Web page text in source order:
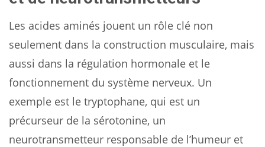
Les acides aminés jouent un rôle clé non
seulement dans la construction musculaire, mais
aussi dans la régulation hormonale et le
fonctionnement du système nerveux. Un
exemple est le tryptophane, qui est un
précurseur de la sérotonine, un
neurotransmetteur responsable de l’humeur et